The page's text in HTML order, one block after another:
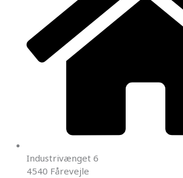
Industrivænget 6
4540 Fårevejle